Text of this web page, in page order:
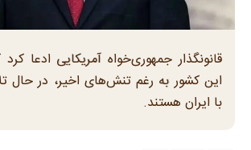
قانونگذار جمهوری‌خواه آمریکایی ادعا
این کشور به رغم تنش‌های اخیر، در حال
با ایران هستند.